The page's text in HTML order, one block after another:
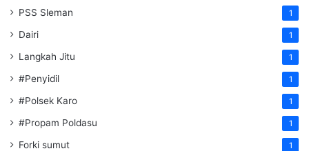
PSS Sleman 1
Dairi 1
Langkah Jitu 1
#Penyidil 1
#Polsek Karo 1
#Propam Poldasu 1
Forki sumut 1